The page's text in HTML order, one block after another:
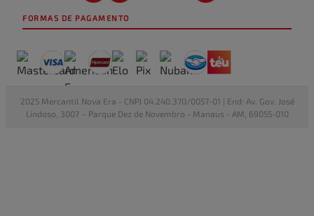
FORMAS DE PAGAMENTO
2025 Mercantil Nova Era - CNPJ 04.240.370/0057-01 | End: Av. Gov. José
Lindoso, 3007 – Parque Dez de Novembro - Manaus - AM, 69055-010